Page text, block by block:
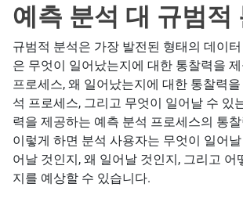
예측 분석 대 규범적
규범적 분석은 가장 발전된 형태의 데이
은 무엇이 일어났는지에 대한 통찰력을
프로세스, 왜 일어났는지에 대한 통찰력
석 프로세스, 그리고 무엇이 일어날 수 있
력을 제공하는 예측 분석 프로세스의 통
이렇게 하면 분석 사용자는 무엇이 일어
어날 것인지, 왜 일어날 것인지, 그리고 어
지를 예상할 수 있습니다.